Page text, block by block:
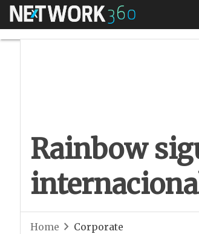
Menú
Rainbow
Home Corporate